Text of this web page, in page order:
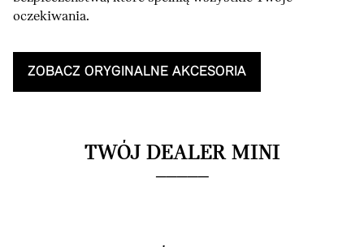
oczekiwania.
ZOBACZ ORYGINALNE AKCESORIA
TWÓJ DEALER MINI